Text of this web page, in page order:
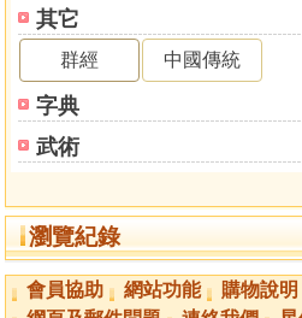
其它
群經 中國傳統
字典
武術
瀏覽紀錄
˙坐卯向酉或門位在酉的八煞水
˙坐乾向巽或門位在巽的八煞水
˙坐巽向乾或門位在乾的八煞水
˙坐坤向艮或門位在艮的八煞水
˙坐艮向坤或門位在坤的八煞水
˙坐辰向戌或門位在戌的八煞水
˙坐丑向未或門位在未的八煞水
˙坐未向丑或門位在丑的八煞水
˙坐寅向申或門位在申的八煞水
˙坐申向寅或門位在寅的八煞水
會員協助 網站功能 購物說明